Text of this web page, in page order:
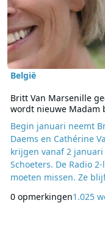
België
Britt Van Marsenille
wordt nieuwe Madam
Begin januari neemt
Daems en Cathérine
krijgen vanaf 2 januari
Schoeters. De Radio
moeten missen. Ze
maakt ze deze zomer
0 opmerkingen1.025